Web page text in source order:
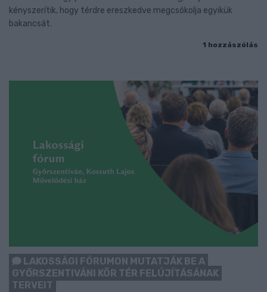
kényszerítik, hogy térdre ereszkedve megcsókolja egyikük
bakancsát.
1 hozzászólás
LAKOSSÁGI FÓRUMON MUTATJÁK BE A
GYŐRSZENTIVÁNI KÖR TÉR FELÚJÍTÁSÁNAK
TERVEIT